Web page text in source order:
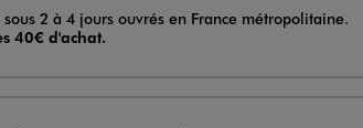
sous 2 à 4 jours ouvrés en France métropolitaine.
40€ d'achat.